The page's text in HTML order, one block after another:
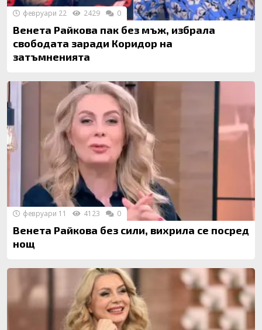
Венета Райкова пак без мъж, избрала
свободата заради Коридор на
затъмненията
февруари 22 2429 0
Венета Райкова без сили, вихрила се посред
нощ
февруари 11 4123 0